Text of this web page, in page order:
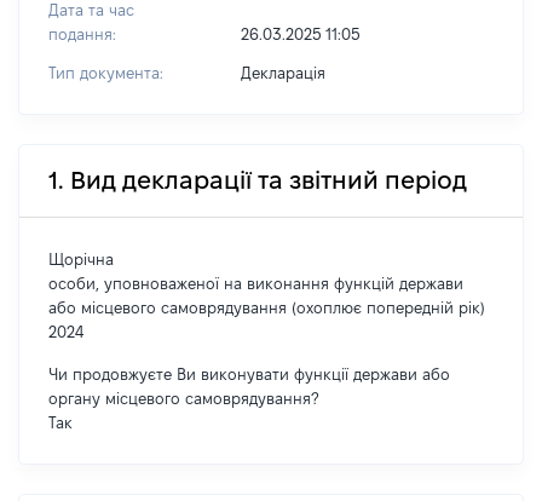
Дата та час
подання:
26.03.2025 11:05
Тип документа: Декларація
1. Вид декларації та звітний період
Щорічна
особи, уповноваженої на виконання функцій держави
або місцевого самоврядування (охоплює попередній рік)
2024
Чи продовжуєте Ви виконувати функції держави або
органу місцевого самоврядування?
Так